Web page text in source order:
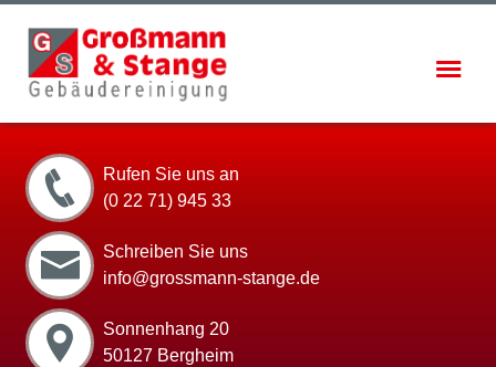
Rufen Sie uns an
(0 22 71) 945 33
Schreiben Sie uns
info@grossmann-stange.de
Sonnenhang 20
50127 Bergheim